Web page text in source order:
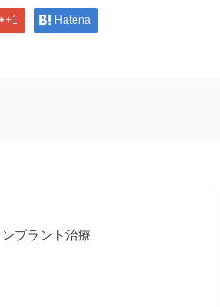
+1 Hatena
ンプラント治療